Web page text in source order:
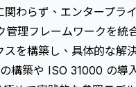
わらず、エンタープラ
理フレームワークを統
を構築し、具体的な解
構築や ISO 31000 の導